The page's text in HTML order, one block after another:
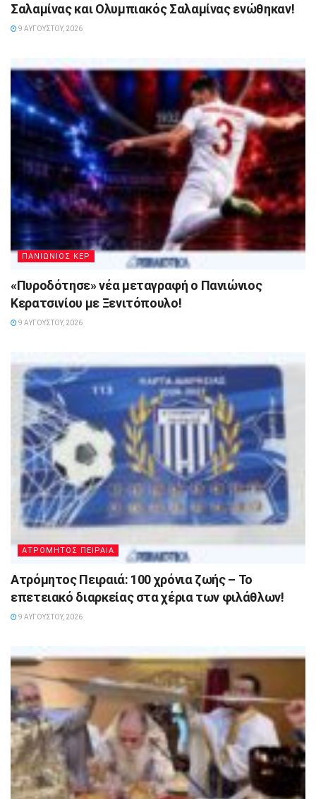
Σαλαμίνας και Ολυμπιακός Σαλαμίνας ενώθηκαν!
9 ΑΥΓΟΎΣΤΟΥ, 2026
ΠΑΝΙΩΝΙΟΣ ΚΕΡ
«Πυροδότησε» νέα μεταγραφή ο Πανιώνιος
Κερατσινίου με Ξενιτόπουλο!
9 ΑΥΓΟΎΣΤΟΥ, 2026
ΑΤΡΟΜΗΤΟΣ ΠΕΙΡΑΙΑ
Ατρόμητος Πειραιά: 100 χρόνια ζωής – Το
επετειακό διαρκείας στα χέρια των φιλάθλων!
9 ΑΥΓΟΎΣΤΟΥ, 2026